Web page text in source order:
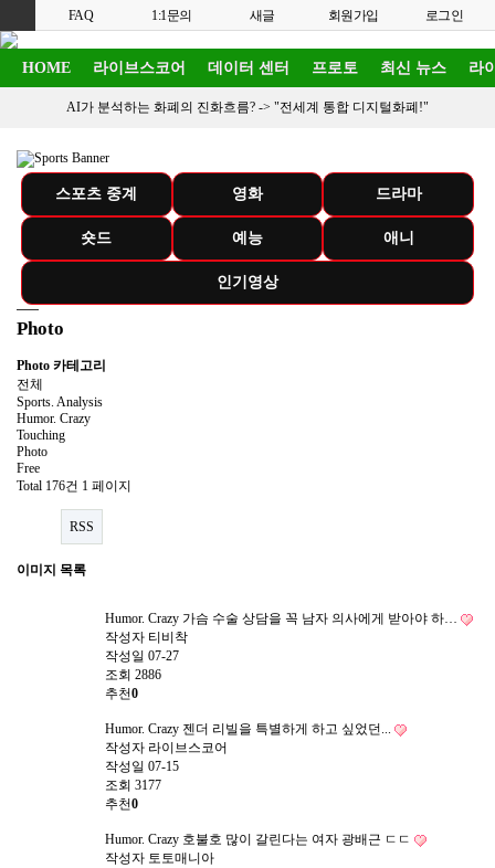
FAQ 1:1문의 새글 회원가입 로그인
HOME 라이브스코어 데이터 센터 프로토 최신 뉴스 라
AI가 분석하는 화폐의 진화흐름? -> "전세계 통합 디지털화폐!"
스포츠 중계 영화 드라마
숏드 예능 애니
인기영상
Photo
Photo 카테고리
전체
Sports. Analysis
Humor. Crazy
Touching
Photo
Free
Total 176건 1 페이지
RSS
이미지 목록
Humor. Crazy 가슴 수술 상담을 꼭 남자 의사에게 받아야 하…
작성자 티비착
작성일 07-27
조회 2886
추천0
Humor. Crazy 젠더 리빌을 특별하게 하고 싶었던...
작성자 라이브스코어
작성일 07-15
조회 3177
추천0
Humor. Crazy 호불호 많이 갈린다는 여자 광배근 ㄷㄷ
작성자 토토매니아